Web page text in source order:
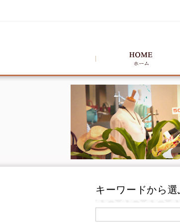
キーワードから選